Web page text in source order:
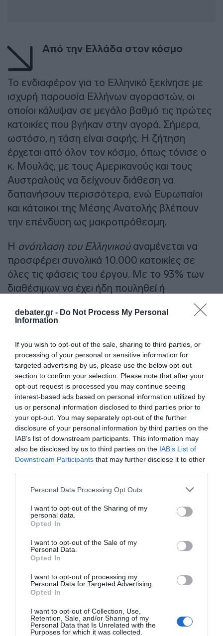
debater.gr - Do Not Process My Personal
Information
If you wish to opt-out of the sale, sharing to third parties, or
processing of your personal or sensitive information for
targeted advertising by us, please use the below opt-out
section to confirm your selection. Please note that after your
opt-out request is processed you may continue seeing
interest-based ads based on personal information utilized by
us or personal information disclosed to third parties prior to
your opt-out. You may separately opt-out of the further
disclosure of your personal information by third parties on the
IAB’s list of downstream participants. This information may
also be disclosed by us to third parties on the IAB’s List of
Downstream Participants that may further disclose it to other
Please note that this website/app uses one or more Google
not limited to your visit or usage behaviour. You may click to
grant or deny consent to Google and its third-party tags to
use your data for below specified purposes in below Google
consent section.
Personal Data Processing Opt Outs
I want to opt-out of the Sharing of my
personal data.
Opted In
I want to opt-out of the Sale of my
Personal Data.
Opted In
I want to opt-out of processing my
Personal Data for Targeted Advertising.
Opted In
I want to opt-out of Collection, Use,
Retention, Sale, and/or Sharing of my
Personal Data that Is Unrelated with the
Purposes for which it was collected.
Από την Ελλάδα στον κόσμο
Το ενδιαφέρον για το Ελληνικό ξεκίνησε με
ισχυρή παρουσία Ελλήνων αγοραστών, οι
οποίοι κάλυψαν σε μεγάλο βαθμό τις πρώτες
κατοικίες που βγήκαν στην αγορά. Σήμερα,
ωστόσο, η τάση είναι σαφής. Η ζήτηση
έρχεται από όλον τον κόσμο, όπως τόνισε ο
κ. Μουλάς, με τους Αμερικανούς και τους
Αυστραλούς να δείχνουν διάθεση να
δαπανήσουν περισσότερα, ενώ Ευρωπαίοι
και κάτοικοι της Μέσης Ανατολής βλέπουν
την επένδυση ως μακροπρόθεσμη.
Η ανάπλαση του Ελληνικούαναμένεται να
προσφέρει συνολικά 10.000 κατοικίες σε
όλες τις φάσεις του έργου. Με το 93% των
διαθέσιμων να έχει ήδη πουληθεί ή
δεσμευθεί, είναι φανερό ότι το project δεν
αποτελεί μόνο ένα μεγάλο έργο για την
το πώς μια αναβάθμιση πόλης μπορεί να
προσελκύσει παγκόσμιο αγοραστικό
ενδιαφέρον.
Όπως έχει ανακοινωθεί, έμφαση δίνεται στο
γεγονός ότι με την ολοκλήρωση του έργου
αστικής ανάπλασης στο Ελληνικό, το
μικροκλίμα της ευρύτερης περιοχής αλλάζει,
καθώς η έκταση που καλυπτόταν από 70%
με ό,τι θετικό συνεπάγεται αυτό για το
περιβάλλον. Επιπλέον, όπως έχει